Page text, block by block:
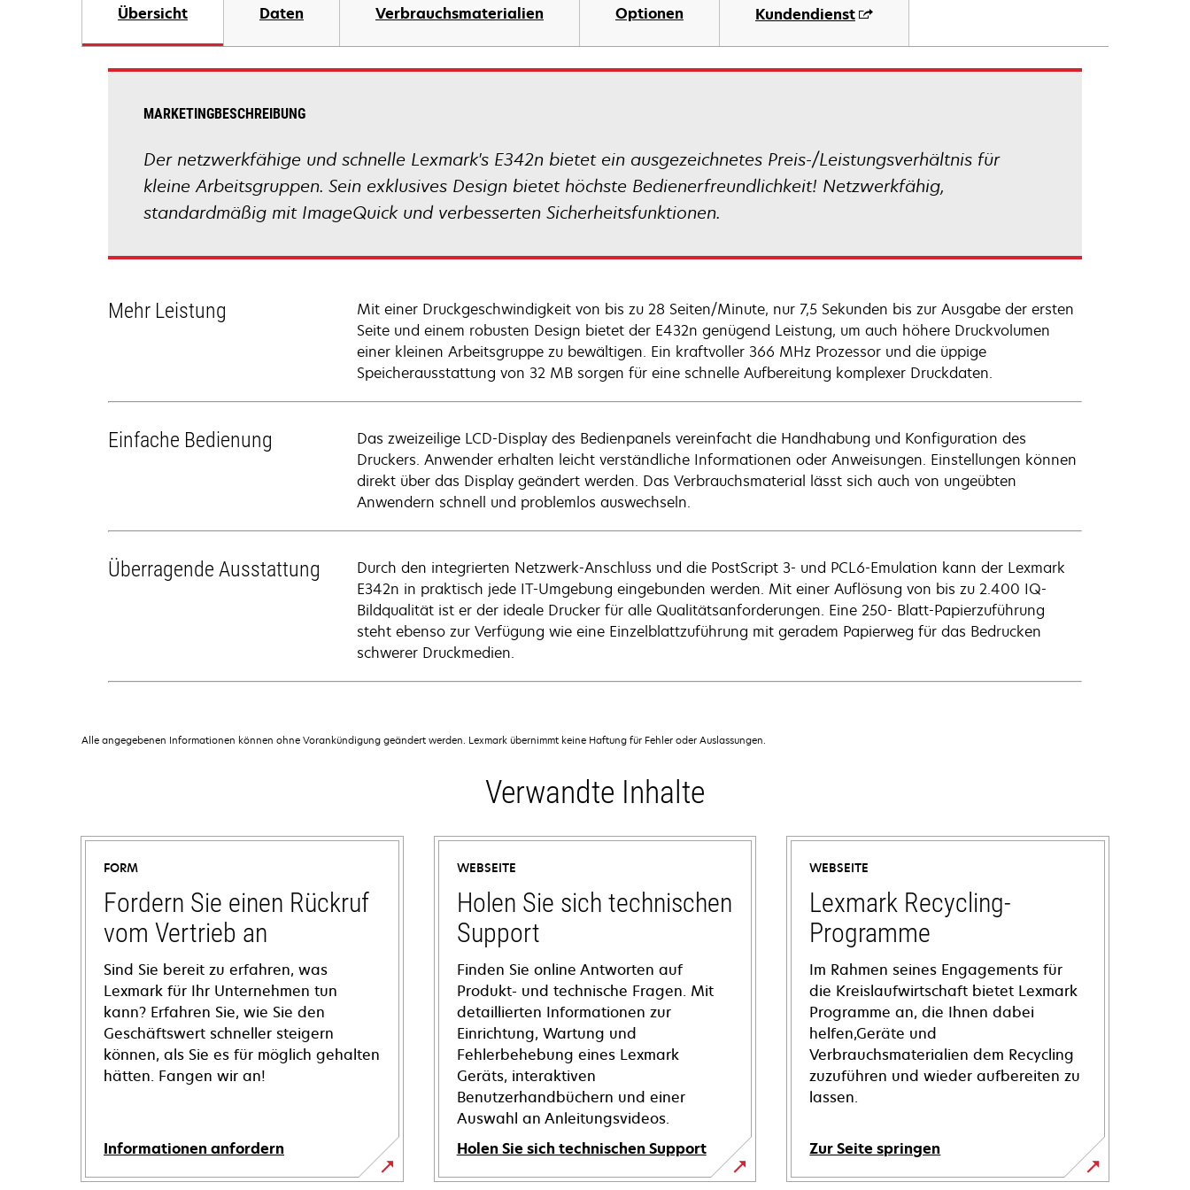
Übersicht Daten Verbrauchsmaterialien Optionen Kundendienst
MARKETINGBESCHREIBUNG
Der netzwerkfähige und schnelle Lexmark's E342n bietet ein ausgezeichnetes Preis-/Leistungsverhältnis für
kleine Arbeitsgruppen. Sein exklusives Design bietet höchste Bedienerfreundlichkeit! Netzwerkfähig,
standardmäßig mit ImageQuick und verbesserten Sicherheitsfunktionen.
Mehr Leistung
Mit einer Druckgeschwindigkeit von bis zu 28 Seiten/Minute, nur 7,5 Sekunden bis zur Ausgabe der ersten
Seite und einem robusten Design bietet der E432n genügend Leistung, um auch höhere Druckvolumen
einer kleinen Arbeitsgruppe zu bewältigen. Ein kraftvoller 366 MHz Prozessor und die üppige
Speicherausstattung von 32 MB sorgen für eine schnelle Aufbereitung komplexer Druckdaten.
Einfache Bedienung
Das zweizeilige LCD-Display des Bedienpanels vereinfacht die Handhabung und Konfiguration des
Druckers. Anwender erhalten leicht verständliche Informationen oder Anweisungen. Einstellungen können
direkt über das Display geändert werden. Das Verbrauchsmaterial lässt sich auch von ungeübten
Anwendern schnell und problemlos auswechseln.
Überragende Ausstattung
Durch den integrierten Netzwerk-Anschluss und die PostScript 3- und PCL6-Emulation kann der Lexmark
E342n in praktisch jede IT-Umgebung eingebunden werden. Mit einer Auflösung von bis zu 2.400 IQ-
Bildqualität ist er der ideale Drucker für alle Qualitätsanforderungen. Eine 250- Blatt-Papierzuführung
steht ebenso zur Verfügung wie eine Einzelblattzuführung mit geradem Papierweg für das Bedrucken
schwerer Druckmedien.
Alle angegebenen Informationen können ohne Vorankündigung geändert werden. Lexmark übernimmt keine Haftung für Fehler oder Auslassungen.
Verwandte Inhalte
FORM
Fordern Sie einen Rückruf
vom Vertrieb an
Sind Sie bereit zu erfahren, was
Lexmark für Ihr Unternehmen tun
kann? Erfahren Sie, wie Sie den
Geschäftswert schneller steigern
können, als Sie es für möglich gehalten
hätten. Fangen wir an!
Informationen anfordern
WEBSEITE
Holen Sie sich technischen
Support
Finden Sie online Antworten auf
Produkt- und technische Fragen. Mit
detaillierten Informationen zur
Einrichtung, Wartung und
Fehlerbehebung eines Lexmark
Geräts, interaktiven
Benutzerhandbüchern und einer
Auswahl an Anleitungsvideos.
Holen Sie sich technischen Support
WEBSEITE
Lexmark Recycling-
Programme
Im Rahmen seines Engagements für
die Kreislaufwirtschaft bietet Lexmark
Programme an, die Ihnen dabei
helfen,Geräte und
Verbrauchsmaterialien dem Recycling
zuzuführen und wieder aufbereiten zu
lassen.
Zur Seite springen